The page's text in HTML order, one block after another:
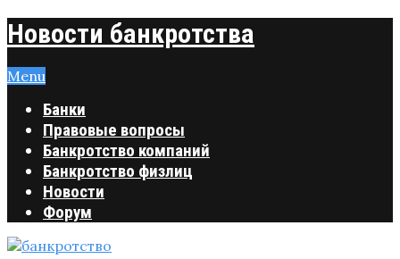
Новости банкротства
Menu
Банки
Правовые вопросы
Банкротство компаний
Банкротство физлиц
Новости
Форум